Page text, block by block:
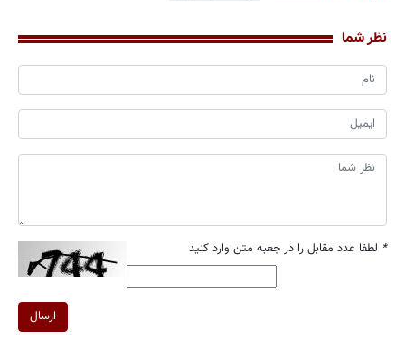
نظر شما
* لطفا عدد مقابل را در جعبه متن وارد کنید
ارسال